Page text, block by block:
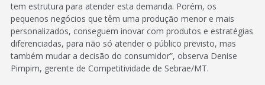
tem estrutura para atender esta demanda. Porém, os
pequenos negócios que têm uma produção menor e mais
personalizados, conseguem inovar com produtos e estratégias
diferenciadas, para não só atender o público previsto, mas
também mudar a decisão do consumidor”, observa Denise
Pimpim, gerente de Competitividade de Sebrae/MT.